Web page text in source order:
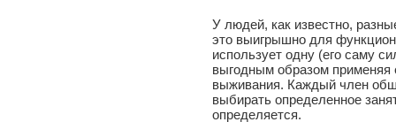
У людей, как известно,
это выигрышно для
использует одну (его саму
выгодным образом применяя
выживания. Каждый член
выбирать определенное
определяется.